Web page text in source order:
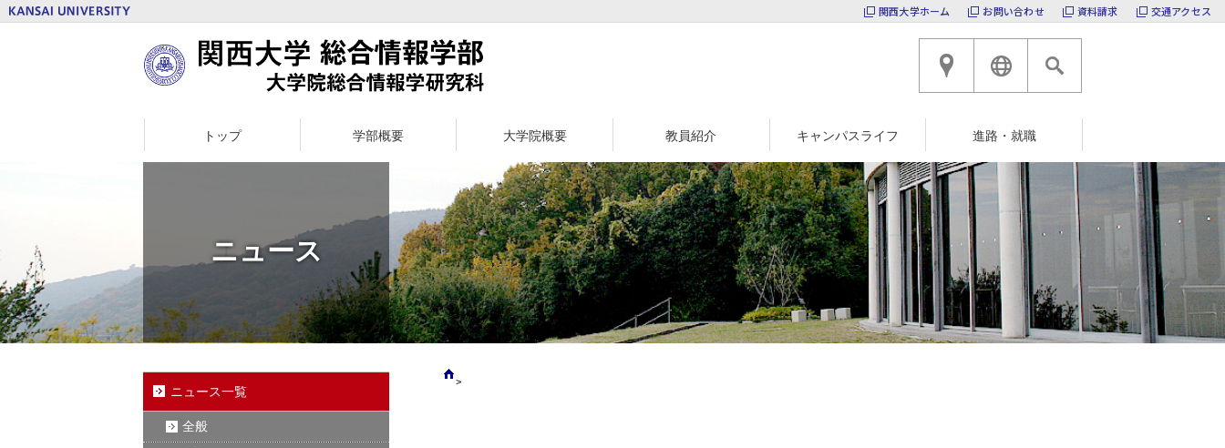
関西大学ホーム お問い合わせ 資料請求 交通アクセス
トップ 学部概要 大学院概要 教員紹介 キャンパスライフ 進路・就職
ニュース
ニュース一覧
全般